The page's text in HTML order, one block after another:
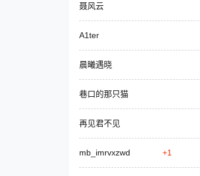
聂风云
A1ter
晨曦遇晓
巷口的那只猫
再见君不见
mb_imrvxzwd +1